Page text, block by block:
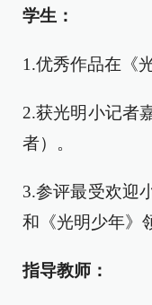
学生 ：
1.优秀作品在《
2.获光明小记者
者）。
3.参评最受欢迎
和《光明少年》
指导教师 ：